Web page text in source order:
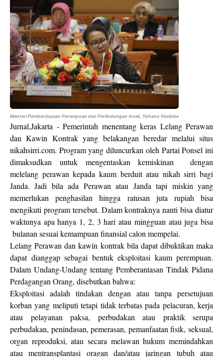
Menteri Pemberdayaan Perempuan dan Perlindungan Anak, Yohana Yembise
Jurnal,Jakarta - Pemerintah menentang keras Lelang Perawan
dan Kawin Kontrak yang belakangan beredar melalui situs
nikahsirri.com. Program yang diluncurkan oleh Partai Ponsel ini
dimaksudkan untuk mengentaskan kemiskinan dengan
melelang perawan kepada kaum berduit atau nikah sirri bagi
Janda. Jadi bila ada Perawan atau Janda tapi miskin yang
memerlukan penghasilan hingga ratusan juta rupiah bisa
mengikuti program tersebut. Dalam kontraknya nanti bisa diatur
waktunya apa hanya 1, 2, 3 hari atau mingguan atau juga bisa
bulanan sesuai kemampuan finansial calon mempelai.
Lelang Perawan dan kawin kontrak bila dapat dibuktikan maka
dapat dianggap sebagai bentuk eksploitasi kaum perempuan.
Dalam Undang-Undang tentang Pemberantasan Tindak Pidana
Perdagangan Orang, disebutkan bahwa:
Eksploitasi adalah tindakan dengan atau tanpa persetujuan
korban yang meliputi tetapi tidak terbatas pada pelacuran, kerja
atau pelayanan paksa, perbudakan atau praktik serupa
perbudakan, penindasan, pemerasan, pemanfaatan fisik, seksual,
organ reproduksi, atau secara melawan hukum memindahkan
atau mentransplantasi oragan dan/atau jaringan tubuh atau